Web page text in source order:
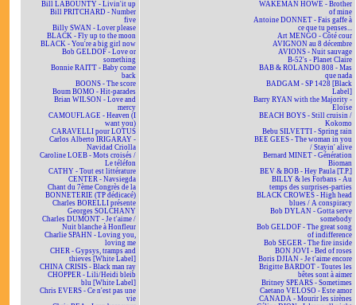
Bill LABOUNTY - Livin'it up
Bill PRITCHARD - Number
five
Billy SWAN - Lover please
BLACK - Fly up to the moon
BLACK - You're a big girl now
Bob GELDOF - Love or
something
Bonnie RAITT - Baby come
back
BOONS - The score
Boum BOMO - Hit-parades
Brian WILSON - Love and
mercy
CAMOUFLAGE - Heaven (I
want you)
CARAVELLI pour LOTUS
Carlos Alberto IRIGARAY -
Navidad Criolla
Caroline LOEB - Mots croisés /
Le téléfon
CATHY - Tout est littérature
CENTER - Navsiegda
Chant du 7ème Congrès de la
BONNETERIE (TP dédicacé)
Charles BORELLI présente
Georges SOLCHANY
Charles DUMONT - Je t'aime /
Nuit blanche à Honfleur
Charlie SPAHN - Loving you,
loving me
CHER - Gypsys, tramps and
thieves [White Label]
CHINA CRISIS - Black man ray
CHOPPER - Lili/Heidi bleib
blu [White Label]
Chris EVERS - Ce n'est pas une
vie
WAKEMAN HOWE - Brother
of mine
Antoine DONNET - Fais gaffe à
ce que tu penses...
Art MENGO - Côté cour
AVIGNON au 8 décembre
AVIONS - Nuit sauvage
B-52's - Planet Claire
BAB & ROLANDO 808 - Mas
que nada
BADGAM - SP 1428 [Black
Label]
Barry RYAN with the Majority -
Eloïse
BEACH BOYS - Still cruisin /
Kokomo
Bebu SILVETTI - Spring rain
BEE GEES - The woman in you
/ Stayin' alive
Bernard MINET - Génération
Bioman
BEV & BOB - Hey Paula [T.P.]
BILLY & les Forbans - Au
temps des surprises-parties
BLACK CROWES - High head
blues / A conspiracy
Bob DYLAN - Gotta serve
somebody
Bob GELDOF - The great song
of indifference
Bob SEGER - The fire inside
BON JOVI - Bed of roses
Boris DJIAN - Je t'aime encore
Brigitte BARDOT - Toutes les
bêtes sont à aimer
Britney SPEARS - Sometimes
Caetano VELOSO - Este amor
CANADA - Mourir les sirènes